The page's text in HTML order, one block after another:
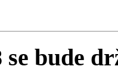
bude